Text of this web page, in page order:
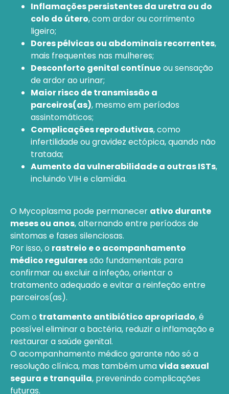
Inflamações persistentes da uretra ou do
colo do útero, com ardor ou corrimento
ligeiro;
Dores pélvicas ou abdominais recorrentes,
mais frequentes nas mulheres;
Desconforto genital contínuo ou sensação
de ardor ao urinar;
Maior risco de transmissão a
parceiros(as), mesmo em períodos
assintomáticos;
Complicações reprodutivas, como
infertilidade ou gravidez ectópica, quando não
tratada;
Aumento da vulnerabilidade a outras ISTs,
incluindo VIH e clamídia.
O Mycoplasma pode permanecer ativo durante
meses ou anos, alternando entre períodos de
sintomas e fases silenciosas.
Por isso, o rastreio e o acompanhamento
médico regularessão fundamentais para
confirmar ou excluir a infeção, orientar o
tratamento adequado e evitar a reinfeção entre
parceiros(as).
Com o tratamento antibiótico apropriado, é
possível eliminar a bactéria, reduzir a inflamação e
restaurar a saúde genital.
O acompanhamento médico garante não só a
resolução clínica, mas também umavida sexual
segura e tranquila, prevenindo complicações
futuras.